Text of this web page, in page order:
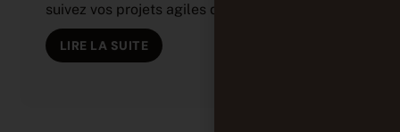
suivez vos projets agiles depuis (...)
LIRE LA SUITE